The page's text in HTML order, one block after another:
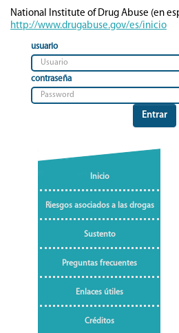
National Institute of Drug Abuse (en
http://www.drugabuse.gov/es/inicio
usuario
contraseña
Entrar
Inicio
Riesgos asociados a las drogas
Sustento
Preguntas frecuentes
Enlaces útiles
Créditos